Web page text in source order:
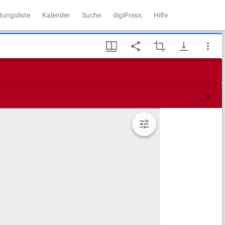
Kalender Suche digiPress Hilfe